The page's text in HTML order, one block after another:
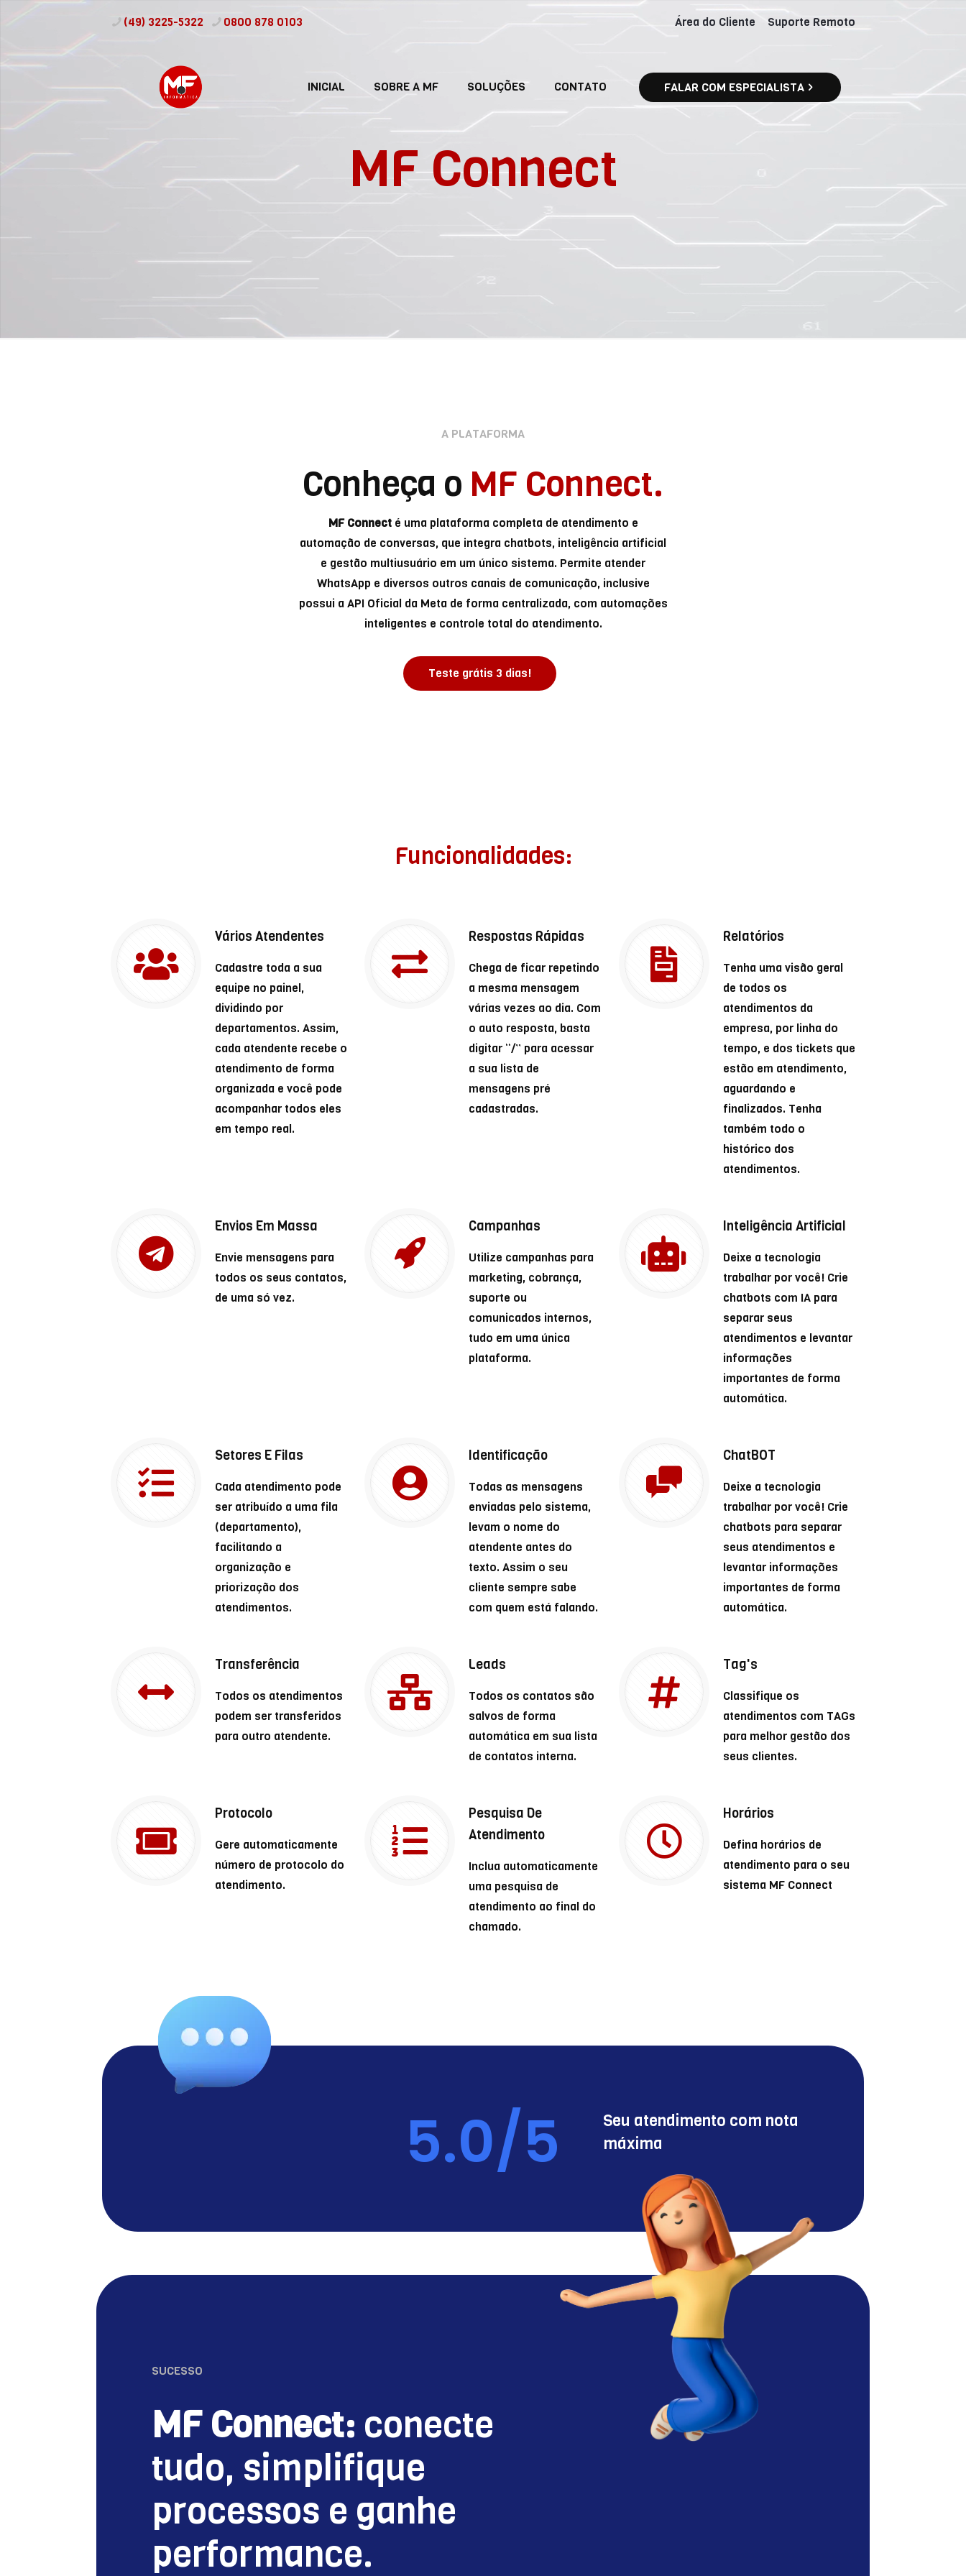
(49) 3225-5322 0800 878 0103 Área do Cliente Suporte Remoto
INICIAL SOBRE A MF SOLUÇÕES CONTATO FALAR COM ESPECIALISTA
MF Connect
A PLATAFORMA
Conheça o MF Connect.
MF Connecté uma plataforma completa de atendimento e
automação de conversas, que integra chatbots, inteligência artificial
e gestão multiusuário em um único sistema. Permite atender
WhatsApp e diversos outros canais de comunicação, inclusive
possui a API Oficial da Meta de forma centralizada, com automações
inteligentes e controle total do atendimento.
Teste grátis 3 dias!
Funcionalidades:
Vários Atendentes
Cadastre toda a sua
equipe no painel,
dividindo por
departamentos. Assim,
cada atendente recebe o
atendimento de forma
organizada e você pode
acompanhar todos eles
em tempo real.
Respostas Rápidas
Chega de ficar repetindo
a mesma mensagem
várias vezes ao dia. Com
o auto resposta, basta
digitar “/” para acessar
a sua lista de
mensagens pré
cadastradas.
Relatórios
Tenha uma visão geral
de todos os
atendimentos da
empresa, por linha do
tempo, e dos tickets que
estão em atendimento,
aguardando e
finalizados. Tenha
também todo o
histórico dos
atendimentos.
Envios Em Massa
Envie mensagens para
todos os seus contatos,
de uma só vez.
Campanhas
Utilize campanhas para
marketing, cobrança,
suporte ou
comunicados internos,
tudo em uma única
plataforma.
Inteligência Artificial
Deixe a tecnologia
trabalhar por você! Crie
chatbots com IA para
separar seus
atendimentos e levantar
informações
importantes de forma
automática.
Setores E Filas
Cada atendimento pode
ser atribuído a uma fila
(departamento),
facilitando a
organização e
priorização dos
atendimentos.
Identificação
Todas as mensagens
enviadas pelo sistema,
levam o nome do
atendente antes do
texto. Assim o seu
cliente sempre sabe
com quem está falando.
ChatBOT
Deixe a tecnologia
trabalhar por você! Crie
chatbots para separar
seus atendimentos e
levantar informações
importantes de forma
automática.
Transferência
Todos os atendimentos
podem ser transferidos
para outro atendente.
Leads
Todos os contatos são
salvos de forma
automática em sua lista
de contatos interna.
Tag's
Classifique os
atendimentos com TAGs
para melhor gestão dos
seus clientes.
Protocolo
Gere automaticamente
número de protocolo do
atendimento.
Pesquisa De
Atendimento
Inclua automaticamente
uma pesquisa de
atendimento ao final do
chamado.
Horários
Defina horários de
atendimento para o seu
sistema MF Connect
5.0/5
Seu atendimento com nota
máxima
SUCESSO
MF Connect: conecte
tudo, simplifique
processos e ganhe
performance.